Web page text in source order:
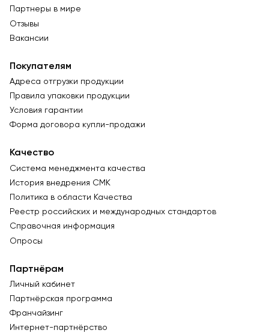
Партнеры в мире
Отзывы
Вакансии
Покупателям
Адреса отгрузки продукции
Правила упаковки продукции
Условия гарантии
Форма договора купли-продажи
Качество
Система менеджмента качества
История внедрения СМК
Политика в области Качества
Реестр российских и международных стандартов
Справочная информация
Опросы
Партнёрам
Личный кабинет
Партнёрская программа
Франчайзинг
Интернет-партнёрство